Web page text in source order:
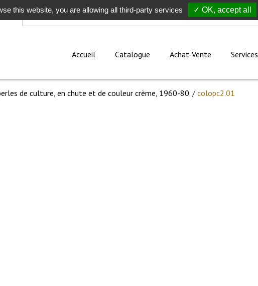
Rechercher
Accueil Catalogue Achat-Vente Services
de culture, en chute et de couleur crème, 1960-80. / colopc2.01
this website, you are allowing all third-party services ✓ OK, accept all